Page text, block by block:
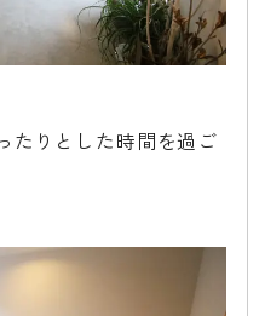
たりとした時間を過ご